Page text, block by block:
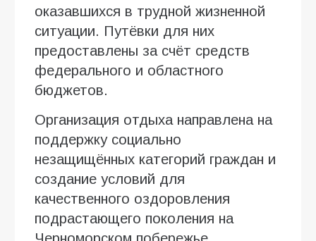
оказавшихся в трудной жизненной
ситуации. Путёвки для них
предоставлены за счёт средств
федерального и областного
бюджетов.
Организация отдыха направлена на
поддержку социально
незащищённых категорий граждан и
создание условий для
качественного оздоровления
подрастающего поколения на